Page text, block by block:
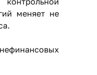
меняет не